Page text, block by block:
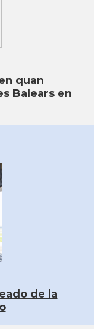
quan
Balears en
de la